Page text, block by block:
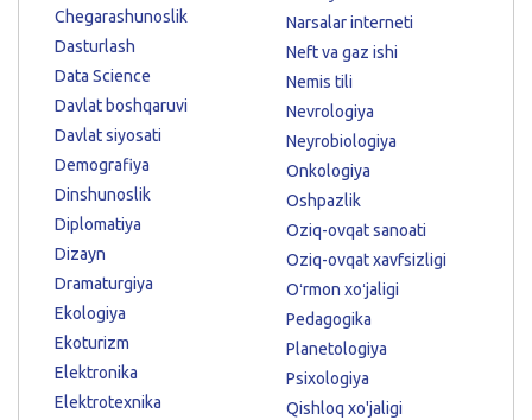
Chegarashunoslik
Dasturlash
Data Science
Davlat boshqaruvi
Davlat siyosati
Demografiya
Dinshunoslik
Diplomatiya
Dizayn
Dramaturgiya
Ekologiya
Ekoturizm
Elektronika
Elektrotexnika
Narsalar interneti
Neft va gaz ishi
Nemis tili
Nevrologiya
Neyrobiologiya
Onkologiya
Oshpazlik
Oziq-ovqat sanoati
Oziq-ovqat xavfsizligi
Oʻrmon xoʻjaligi
Pedagogika
Planetologiya
Psixologiya
Qishloq xo'jaligi